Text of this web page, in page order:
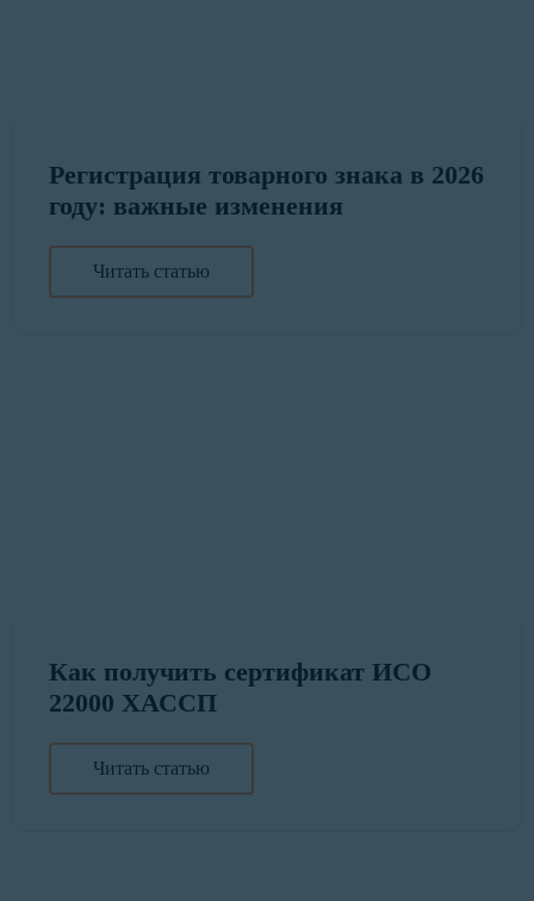
Регистрация товарного знака в 2026
году: важные изменения
Читать статью
Как получить сертификат ИСО
22000 ХАССП
Читать статью